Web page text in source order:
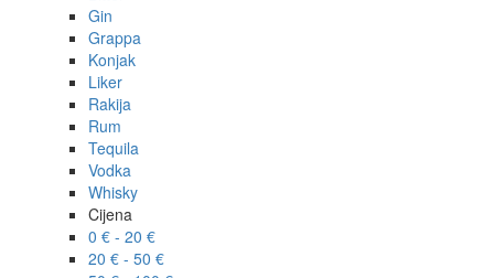
Gin
Grappa
Konjak
Liker
Rakija
Rum
Tequila
Vodka
Whisky
Cijena
0 € - 20 €
20 € - 50 €